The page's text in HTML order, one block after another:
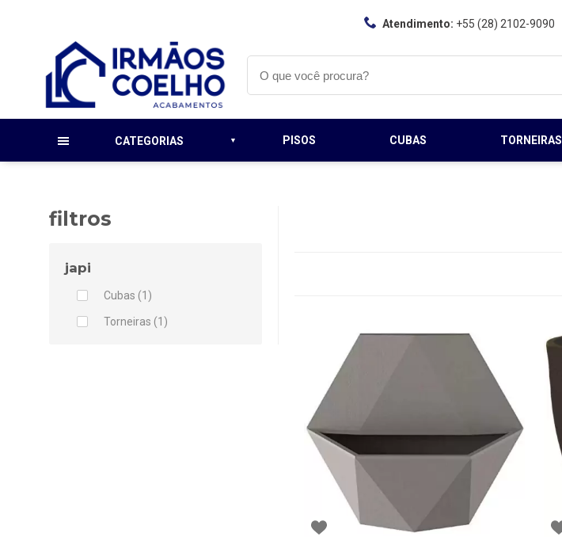
Atendimento: +55 (28) 2102-9090
CATEGORIAS PISOS CUBAS TORNEIRAS
filtros
japi
Cubas (1)
Torneiras (1)